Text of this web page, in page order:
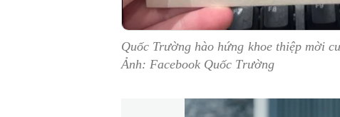
Quốc Trường hào hứng khoe thiệp mời
Ảnh: Facebook Quốc Trường